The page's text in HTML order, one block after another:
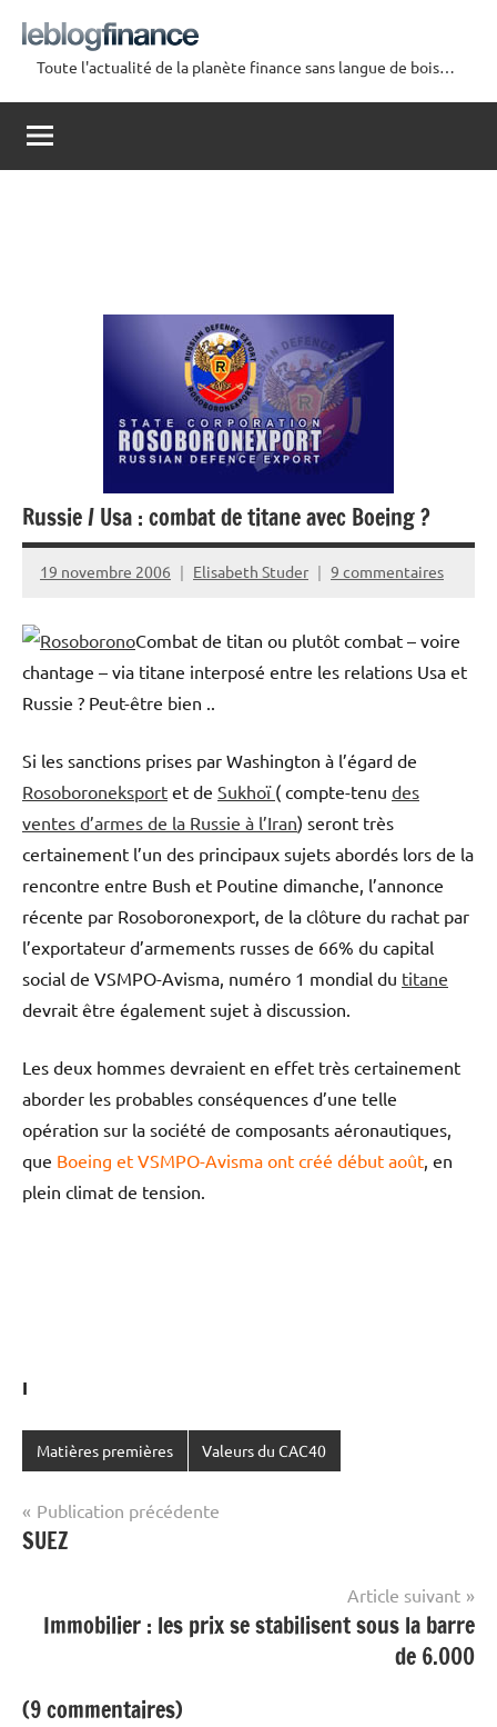
contenu
Le
Blog
Finance
Toute l'actualité de la planète finance sans langue de bois…
Russie / Usa : combat de titane avec Boeing ?
19 novembre 2006 Elisabeth Studer 9 commentaires
Combat de titan ou plutôt combat – voire
chantage – via titane interposé entre les relations Usa et
Russie ? Peut-être bien ..
Si les sanctions prises par Washington à l’égard de
Rosoboroneksport et de Sukhoï ( compte-tenu des
ventes d’armes de la Russie à l’Iran) seront très
certainement l’un des principaux sujets abordés lors de la
rencontre entre Bush et Poutine dimanche, l’annonce
récente par Rosoboronexport, de la clôture du rachat par
l’exportateur d’armements russes de 66% du capital
social de VSMPO-Avisma, numéro 1 mondial du titane
devrait être également sujet à discussion.
Les deux hommes devraient en effet très certainement
aborder les probables conséquences d’une telle
opération sur la société de composants aéronautiques,
que Boeing et VSMPO-Avisma ont créé début août , en
plein climat de tension.
I
Matières premières Valeurs du CAC40
Navigation
de
Publication précédente
SUEZ
Article suivant
Immobilier : les prix se stabilisent sous la barre
de 6.000
(9 commentaires)